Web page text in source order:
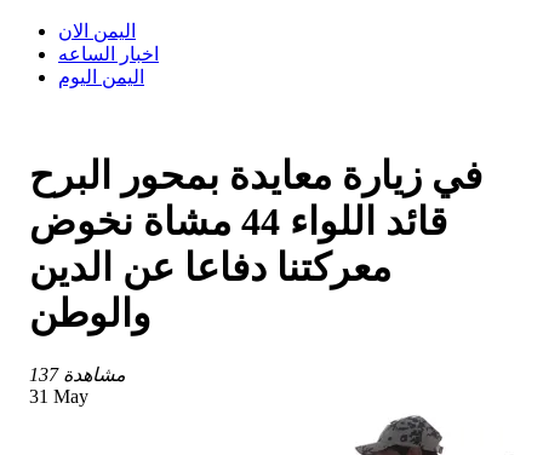
اليمن الان
اخبار الساعه
اليمن اليوم
في زيارة معايدة بمحور البرح
قائد اللواء 44 مشاة نخوض
معركتنا دفاعا عن الدين
والوطن
137 مشاهدة
31 May